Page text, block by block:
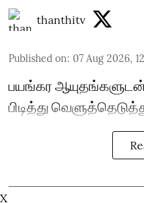
thanthitv
Published on: 07 Aug 2026,
பயங்கர ஆயுதங்களுடன்
பிடித்து
X